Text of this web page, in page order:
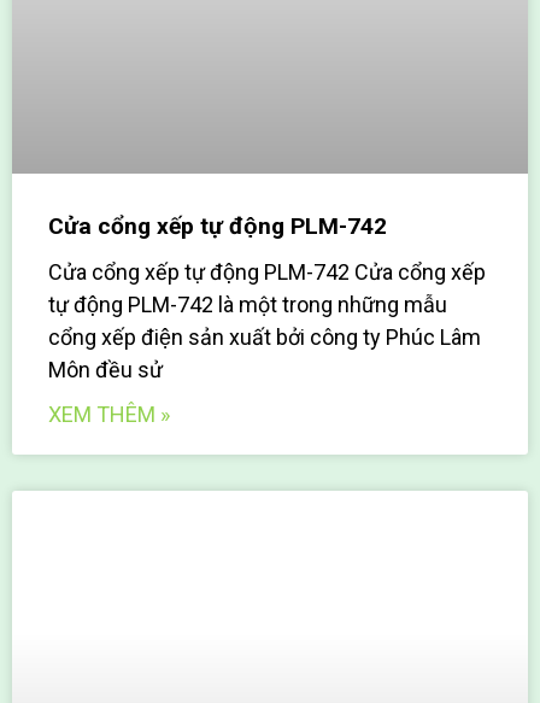
Cửa cổng xếp tự động PLM-742
Cửa cổng xếp tự động PLM-742 Cửa cổng xếp
tự động PLM-742 là một trong những mẫu
cổng xếp điện sản xuất bởi công ty Phúc Lâm
Môn đều sử
XEM THÊM »